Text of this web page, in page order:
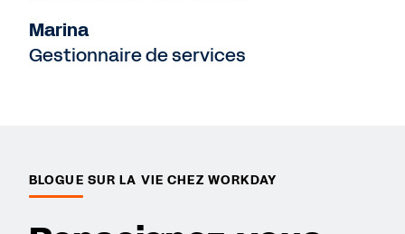
Marina
Gestionnaire de services
BLOGUE SUR LA VIE CHEZ WORKDAY